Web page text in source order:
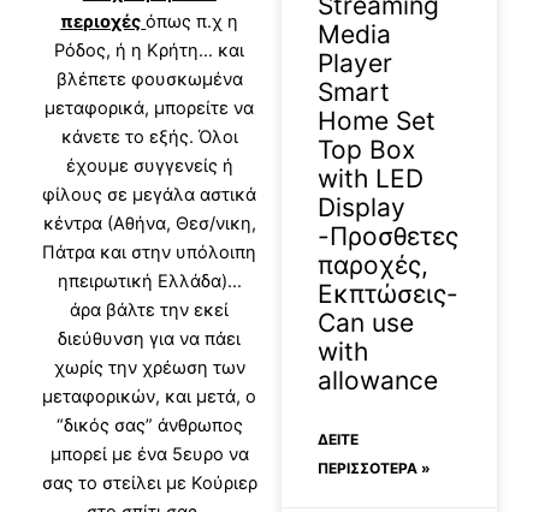
περιοχές όπως π.χ η
Ρόδος, ή η Κρήτη… και
βλέπετε φουσκωμένα
μεταφορικά, μπορείτε να
κάνετε το εξής. Όλοι
έχουμε συγγενείς ή
φίλους σε μεγάλα αστικά
κέντρα (Αθήνα, Θεσ/νικη,
Πάτρα και στην υπόλοιπη
ηπειρωτική Ελλάδα)…
άρα βάλτε την εκεί
διεύθυνση για να πάει
χωρίς την χρέωση των
μεταφορικών, και μετά, ο
“δικός σας” άνθρωπος
μπορεί με ένα 5ευρο να
σας το στείλει με Κούριερ
Media
Player
Smart
Home Set
Top Box
with LED
Display
-Προσθετες
παροχές,
Εκπτώσεις-
Can use
with
allowance
ΔΕΊΤΕ
ΠΕΡΙΣΣΟΤΕΡΑ »